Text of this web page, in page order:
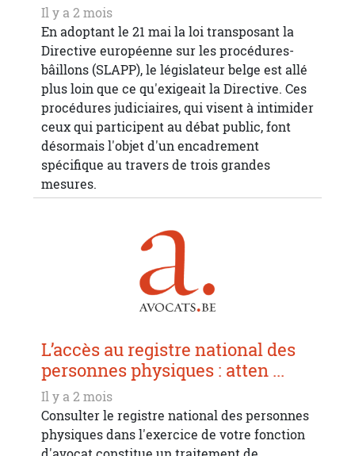
Il y a 2 mois
En adoptant le 21 mai la loi transposant la
Directive européenne sur les procédures-
bâillons (SLAPP), le législateur belge est allé
plus loin que ce qu'exigeait la Directive. Ces
procédures judiciaires, qui visent à intimider
ceux qui participent au débat public, font
désormais l'objet d'un encadrement
spécifique au travers de trois grandes
mesures.
L’accès au registre national des
personnes physiques : atten ...
Il y a 2 mois
Consulter le registre national des personnes
physiques dans l'exercice de votre fonction